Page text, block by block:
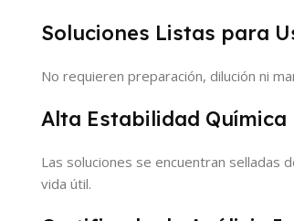
Soluciones Listas para
No requieren preparación, dilución ni
Alta Estabilidad Química
Las soluciones se encuentran selladas
vida útil.